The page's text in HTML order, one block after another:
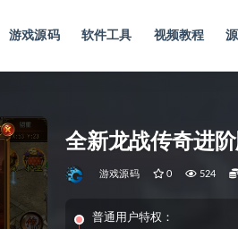
游戏源码 软件工具 视频教程
全新龙战传奇进
游戏源码 0 524
普通用户特权：